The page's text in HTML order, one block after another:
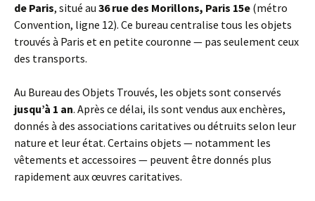
de Paris, situé au 36 rue des Morillons, Paris 15e (métro
Convention, ligne 12). Ce bureau centralise tous les objets
trouvés à Paris et en petite couronne — pas seulement ceux
des transports.
Au Bureau des Objets Trouvés, les objets sont conservés
jusqu’à 1 an. Après ce délai, ils sont vendus aux enchères,
donnés à des associations caritatives ou détruits selon leur
nature et leur état. Certains objets — notamment les
vêtements et accessoires — peuvent être donnés plus
rapidement aux œuvres caritatives.